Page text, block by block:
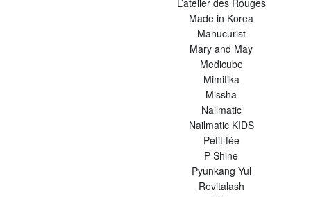
L’atelier des Rouges
Made in Korea
Manucurist
Mary and May
Medicube
Mimitika
Missha
Nailmatic
Nailmatic KIDS
Petit fée
P Shine
Pyunkang Yul
Revitalash